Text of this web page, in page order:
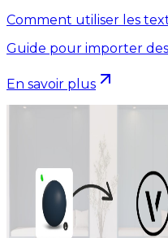
Comment utiliser les
Guide pour importer
En savoir plus